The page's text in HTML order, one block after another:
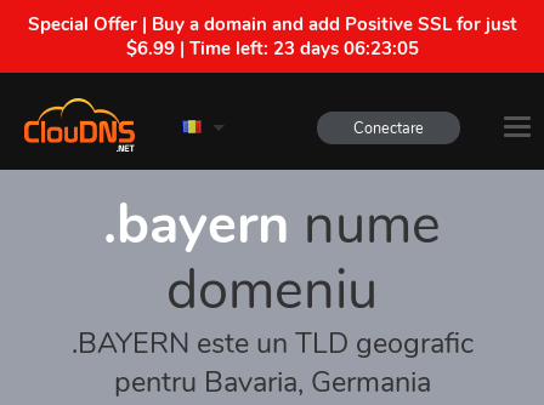
Special Offer | Buy a domain and add Positive SSL for just
$6.99 | Time left: 23 days 06:23:05
Conectare
.bayern nume
domeniu
.BAYERN este un TLD geografic
pentru Bavaria, Germania